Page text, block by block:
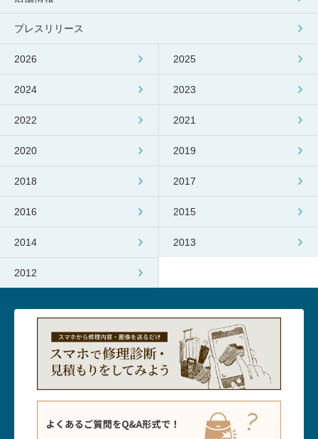
よくあるご質問
採用情報
プレスリリース
2026 2025
2024 2023
2022 2021
2020 2019
2018 2017
2016 2015
2014 2013
2012